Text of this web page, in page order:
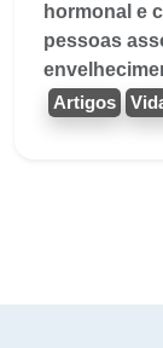
hormonal e
pessoas
Artigos